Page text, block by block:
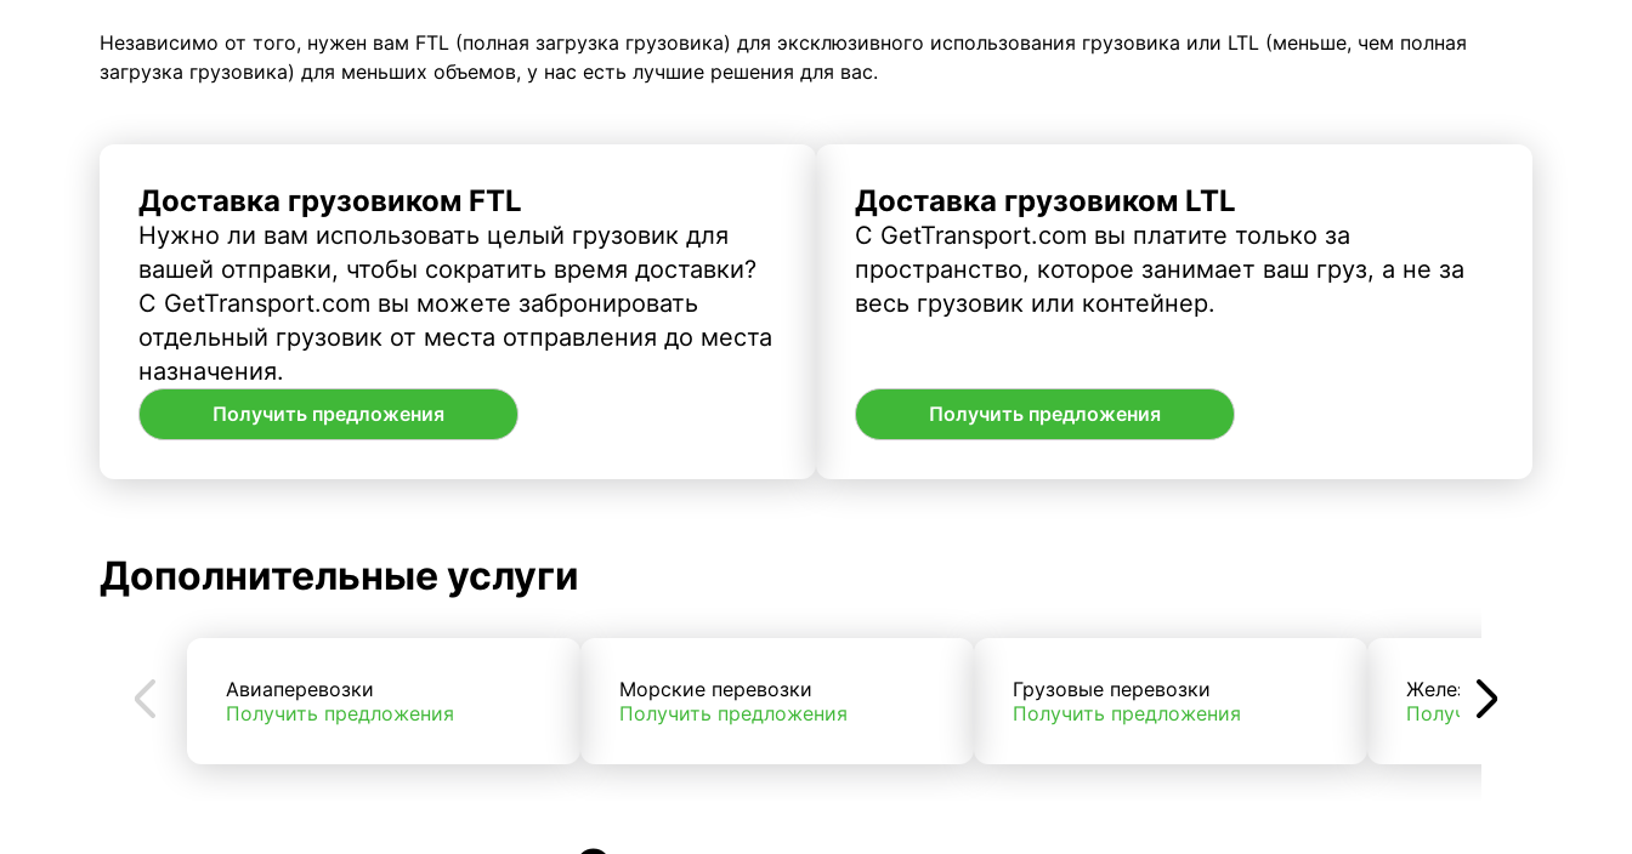
Независимо от того, нужен вам FTL (полная загрузка грузовика) для эксклюзивного использования грузовика или LTL (меньше, чем полная
загрузка грузовика) для меньших объемов, у нас есть лучшие решения для вас.
Доставка грузовиком FTL
Нужно ли вам использовать целый грузовик для
вашей отправки, чтобы сократить время доставки?
С GetTransport.com вы можете забронировать
отдельный грузовик от места отправления до места
назначения.
Получить предложения
Доставка грузовиком LTL
С GetTransport.com вы платите только за
пространство, которое занимает ваш груз, а не за
весь грузовик или контейнер.
Получить предложения
Дополнительные услуги
Авиаперевозки
Получить предложения
Морские перевозки
Получить предложения
Грузовые перевозки
Получить предложения
Железнодорожные
Получить